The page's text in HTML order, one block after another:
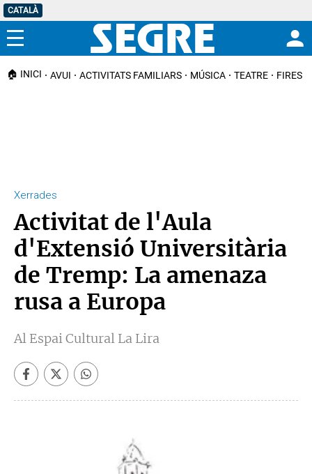
CATALÀ
Menú
🏠 INICI AVUI ACTIVITATS FAMILIARS MÚSICA TEATRE FIRES I
Xerrades
Activitat de l'Aula
d'Extensió Universitària
de Tremp: La amenaza
rusa a Europa
Al Espai Cultural La Lira